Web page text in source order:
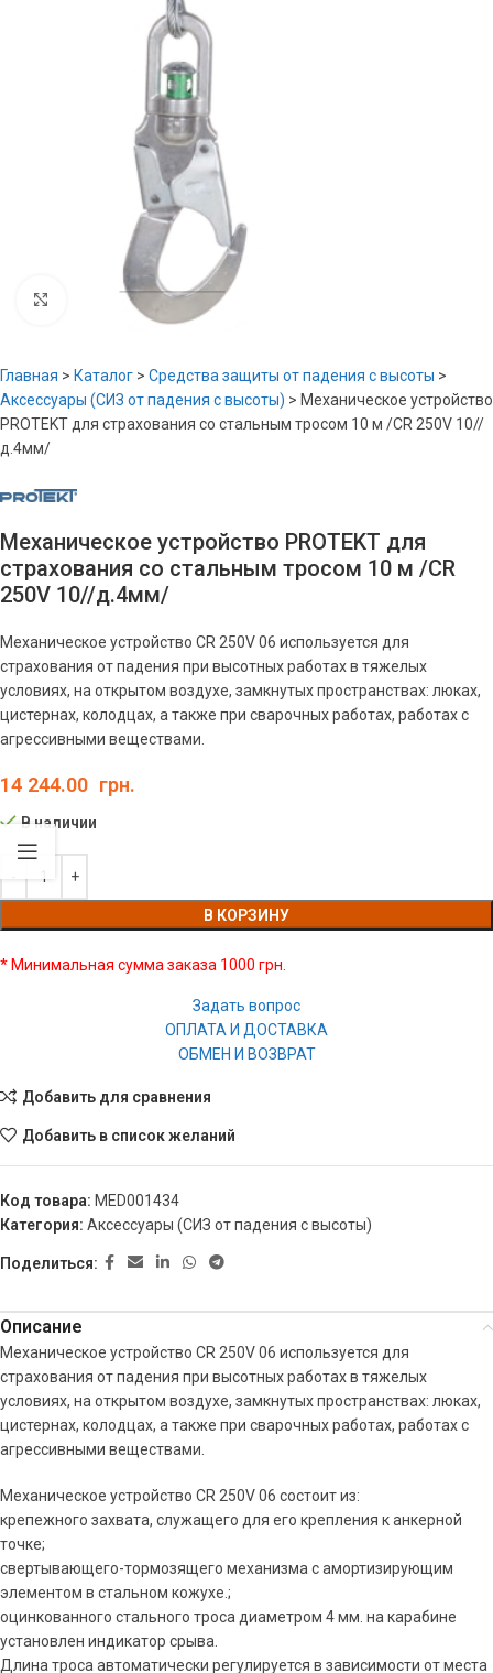
Увеличить
Главная > Каталог > Средства защиты от падения с высоты >
Аксессуары (СИЗ от падения с высоты) > Механическое устройство
PROTEKT для страхования со стальным тросом 10 м /CR 250V 10//
д.4мм/
Механическое устройство PROTEKT для
страхования со стальным тросом 10 м /CR
250V 10//д.4мм/
Механическое устройство CR 250V 06 используется для
страхования от падения при высотных работах в тяжелых
условиях, на открытом воздухе, замкнутых пространствах: люках,
цистернах, колодцах, а также при сварочных работах, работах с
агрессивными веществами.
14 244.00 грн.
В наличии
В КОРЗИНУ
* Минимальная сумма заказа 1000 грн.
Задать вопрос
ОПЛАТА И ДОСТАВКА
ОБМЕН И ВОЗВРАТ
Добавить для сравнения
Добавить в список желаний
Код товара: MED001434
Категория: Аксессуары (СИЗ от падения с высоты)
Поделиться:
Описание
Механическое устройство CR 250V 06 используется для
страхования от падения при высотных работах в тяжелых
условиях, на открытом воздухе, замкнутых пространствах: люках,
цистернах, колодцах, а также при сварочных работах, работах с
агрессивными веществами.
Механическое устройство CR 250V 06 состоит из:
крепежного захвата, служащего для его крепления к анкерной
точке;
свертывающего-тормозящего механизма с амортизирующим
элементом в стальном кожухе.;
оцинкованного стального троса диаметром 4 мм. на карабине
установлен индикатор срыва.
Длина троса автоматически регулируется в зависимости от места